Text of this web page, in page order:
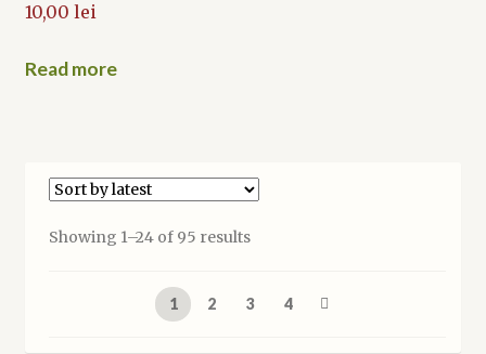
10,00 lei
Read more
Showing 1–24 of 95 resultsSorted
1 2 3 4